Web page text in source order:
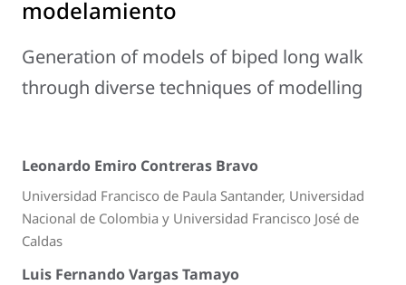
modelamiento
Generation of models of biped long walk
through diverse techniques of modelling
Leonardo Emiro Contreras Bravo
Universidad Francisco de Paula Santander, Universidad
Nacional de Colombia y Universidad Francisco José de
Caldas
Luis Fernando Vargas Tamayo